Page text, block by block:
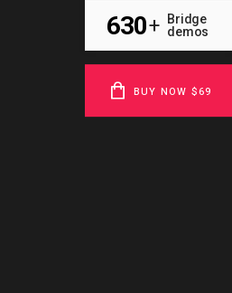
630+
Bridge
demos
BUY NOW $69